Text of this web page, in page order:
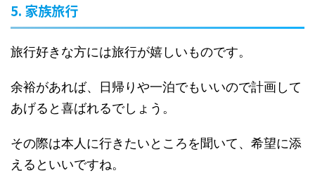
5. 家族旅行
旅行好きな方には旅行が嬉しいものです。
余裕があれば、日帰りや一泊でもいいので計画して
あげると喜ばれるでしょう。
その際は本人に行きたいところを聞いて、希望に添
えるといいですね。